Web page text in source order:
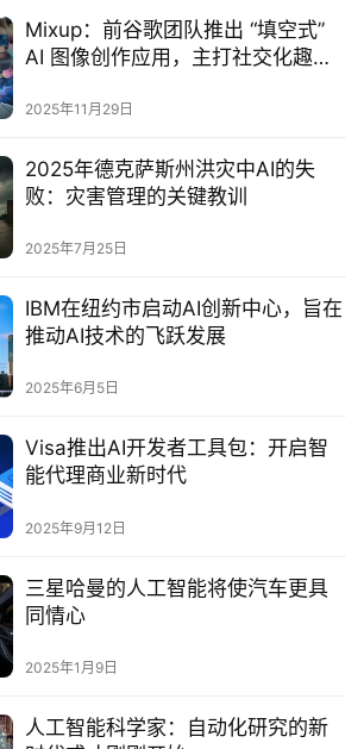
Mixup：前谷歌团队推出 “填空式”
AI 图像创作应用，主打社交化趣味
2025年11月29日
2025年德克萨斯州洪灾中AI的失
败：灾害管理的关键教训
2025年7月25日
IBM在纽约市启动AI创新中心，旨在
推动AI技术的飞跃发展‌
2025年6月5日
‌Visa推出AI开发者工具包：开启智
能代理商业新时代‌
2025年9月12日
三星哈曼的人工智能将使汽车更具
同情心
2025年1月9日
人工智能科学家：自动化研究的新